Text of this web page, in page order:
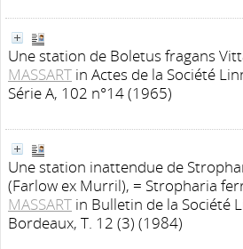
Une station de Boletus fragans
MASSART in Actes de la Société
Série A, 102 n°14 (1965)
Une station inattendue de
(Farlow ex Murril), = Stropharia
MASSART in Bulletin de la Société
Bordeaux, T. 12 (3) (1984)